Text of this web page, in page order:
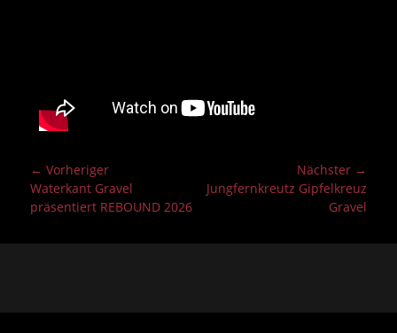
Beitragsnavigation
← Vorheriger
Vorheriger
Beitrag:
Waterkant Gravel
präsentiert REBOUND 2026
Nächster →
Nächster
Jungfernkreutz Gipfelkreuz
Gravel